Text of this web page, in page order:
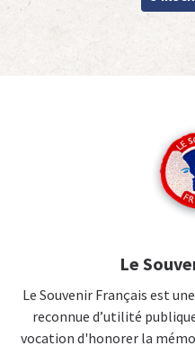
Le
Le Souvenir Français est
reconnue d’utilité
vocation d'honorer la